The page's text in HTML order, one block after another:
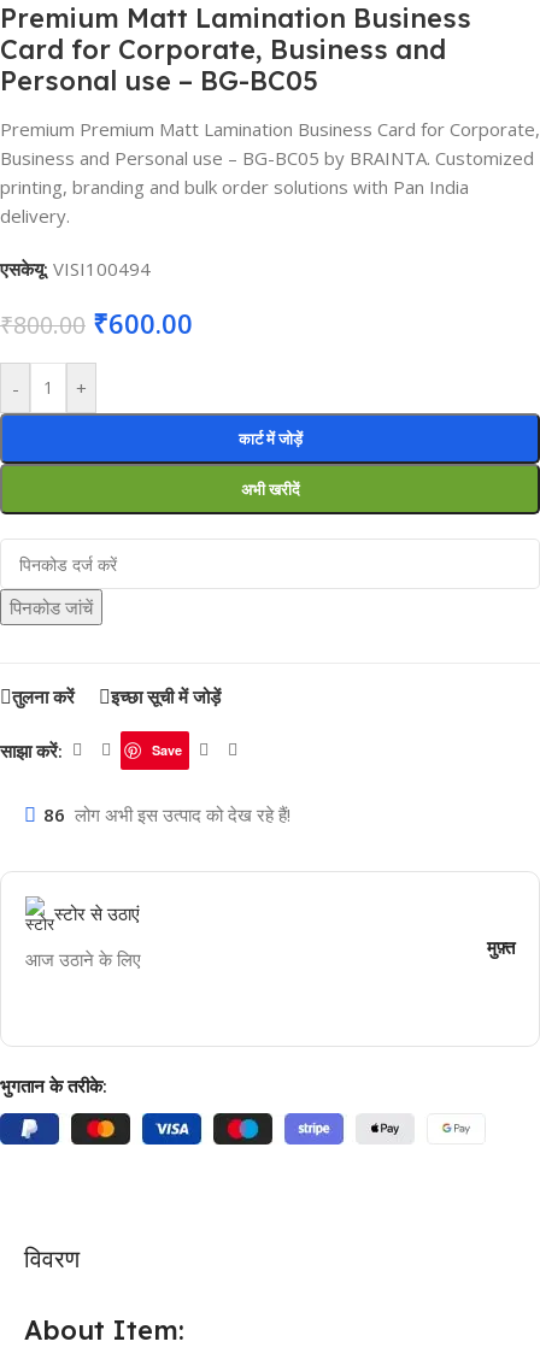
Premium Matt Lamination Business
Card for Corporate, Business and
Personal use – BG-BC05
Premium Premium Matt Lamination Business Card for Corporate,
Business and Personal use – BG-BC05 by BRAINTA. Customized
printing, branding and bulk order solutions with Pan India
delivery.
एसकेयू: VISI100494
₹800.00 ₹600.00
- +
कार्ट में जोड़ें
अभी खरीदें
पिनकोड जांचें
तुलना करें इच्छा सूची में जोड़ें
साझा करें: Save
86 लोग अभी इस उत्पाद को देख रहे हैं!
स्टोर से उठाएं
आज उठाने के लिए मुफ़्त
भुगतान के तरीके:
विवरण
About Item: